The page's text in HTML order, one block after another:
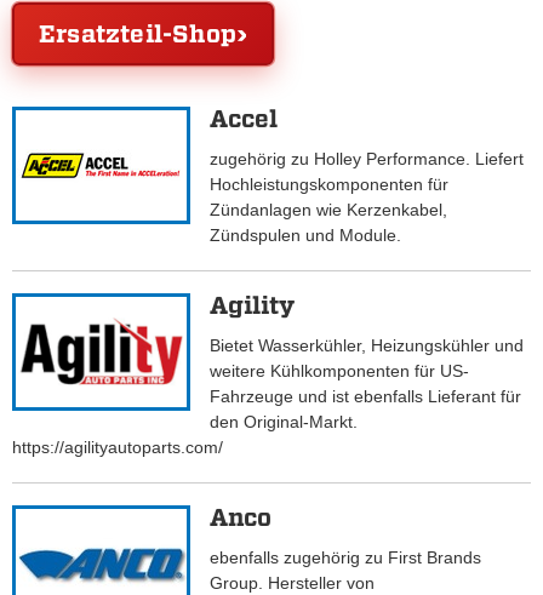
Ersatzteil-Shop
Accel
zugehörig zu Holley Performance. Liefert
Hochleistungskomponenten für
Zündanlagen wie Kerzenkabel,
Zündspulen und Module.
Agility
Bietet Wasserkühler, Heizungskühler und
weitere Kühlkomponenten für US-
Fahrzeuge und ist ebenfalls Lieferant für
den Original-Markt.
https://agilityautoparts.com/
Anco
ebenfalls zugehörig zu First Brands
Group. Hersteller von